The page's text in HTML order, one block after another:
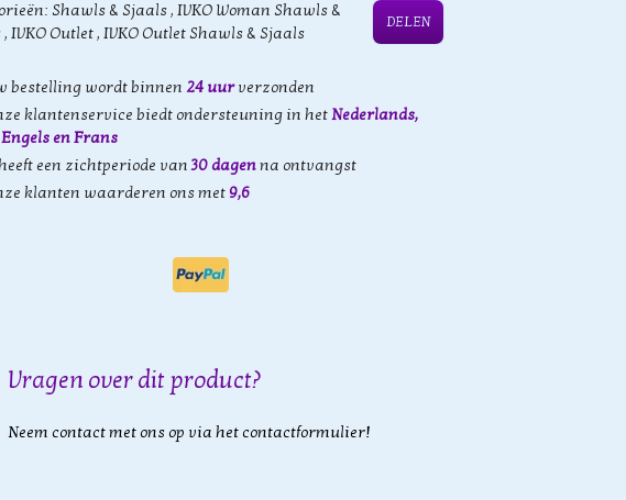
Shawls & Sjaals, IVKO Woman Shawls &
, IVKO Outlet, IVKO Outlet Shawls & Sjaals
DELEN
bestelling wordt binnen 24 uurverzonden
klantenservice biedt ondersteuning in hetNederlands,
en Frans
een zichtperiode van30 dagenna ontvangst
klanten waarderen ons met 9,6
Vragen over dit product?
Neem contact met ons op via het contactformulier!